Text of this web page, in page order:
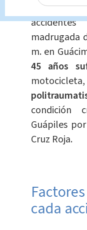
El último
madrugada
m. en
45 años
condición
Guápiles
Cruz Roja.
cada